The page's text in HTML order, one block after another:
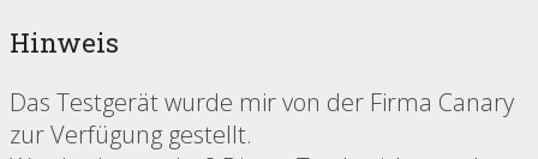
Hinweis
Das Testgerät wurde mir von der Firma Canary
zur Verfügung gestellt.